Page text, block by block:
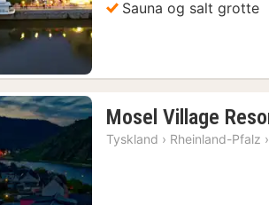
Sauna og salt grotte
Mosel Village
Tyskland › Rheinland-Pfalz ›